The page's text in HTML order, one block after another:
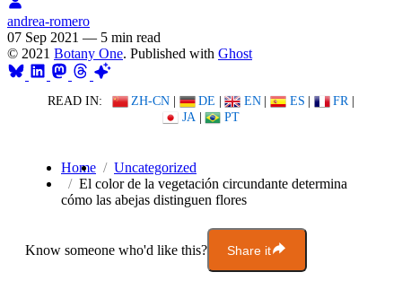
andrea-romero
07 Sep 2021 — 5 min read
© 2021 Botany One. Published with Ghost
READ IN: ZH-CN | DE | EN | ES | FR |
JA | PT
Home
Uncategorized
El color de la vegetación circundante determina
cómo las abejas distinguen flores
Know someone who'd like this? Share it